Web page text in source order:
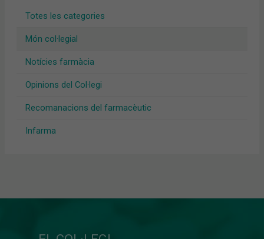
Totes les categories
Món col·legial
Notícies farmàcia
Opinions del Col·legi
Recomanacions del farmacèutic
Infarma